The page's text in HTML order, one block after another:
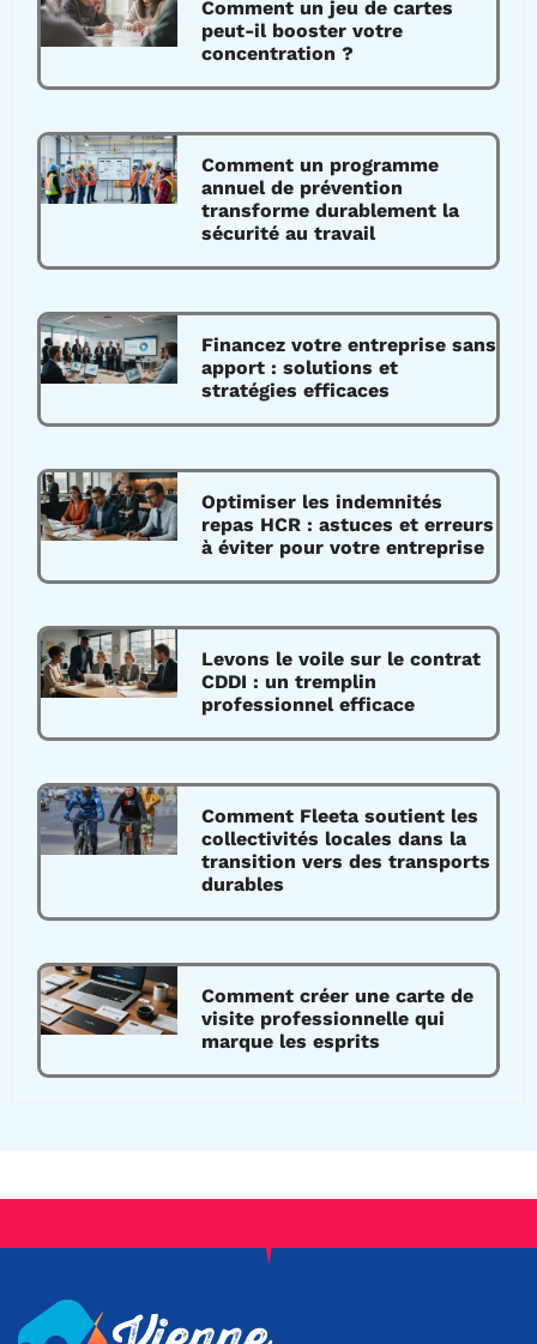
Comment un jeu de cartes
peut-il booster votre
concentration ?
Comment un programme
annuel de prévention
transforme durablement la
sécurité au travail
Financez votre entreprise sans
apport : solutions et
stratégies efficaces
Optimiser les indemnités
repas HCR : astuces et erreurs
à éviter pour votre entreprise
Levons le voile sur le contrat
CDDI : un tremplin
professionnel efficace
Comment Fleeta soutient les
collectivités locales dans la
transition vers des transports
durables
Comment créer une carte de
visite professionnelle qui
marque les esprits